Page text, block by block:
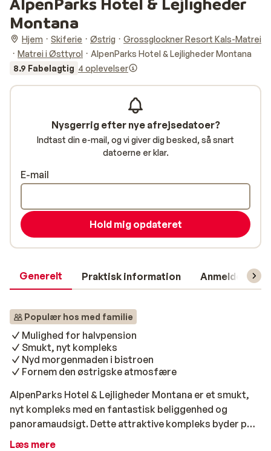
Montana
Hjem Skiferie Østrig
Grossglockner Resort Kals-Matrei
Matrei i Østtyrol
AlpenParks Hotel & Lejligheder Montana
8.9 Fabelagtig 4 oplevelser
Generelt Praktisk information Anmeldelser
Populær hos med familie
Mulighed for halvpension
Smukt, nyt kompleks
Nyd morgenmaden i bistroen
Fornem den østrigske atmosfære
AlpenParks Hotel & Lejligheder Montana er et smukt,
nyt kompleks med en fantastisk beliggenhed og
panoramaudsigt. Dette attraktive kompleks byder på
luksuriøse studios og lejligheder, en fantastisk udsigt
Læs mere
Nysgerrig efter nye afrejsedatoer?
Indtast din e-mail, og vi giver dig besked, så snart
datoerne er klar.
E-mail
Hold mig opdateret